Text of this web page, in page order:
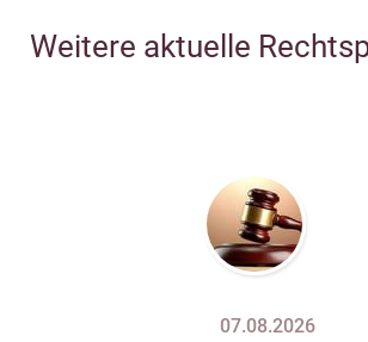
Weitere aktuelle
07.08.2026